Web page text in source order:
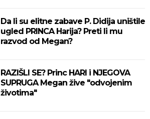
Da li su elitne zabave P. Didija uništile
ugled PRINCA Harija? Preti li mu
razvod od Megan?
RAZIŠLI SE? Princ HARI i NJEGOVA
SUPRUGA Megan žive "odvojenim
životima"